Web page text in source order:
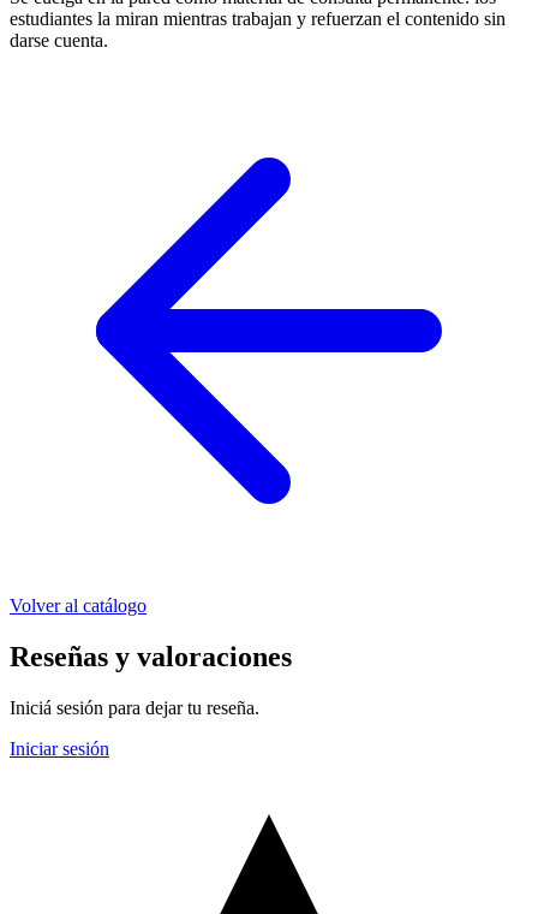
estudiantes la miran mientras trabajan y refuerzan el contenido sin
darse cuenta.
Volver al catálogo
Reseñas y valoraciones
Iniciá sesión para dejar tu reseña.
Iniciar sesión